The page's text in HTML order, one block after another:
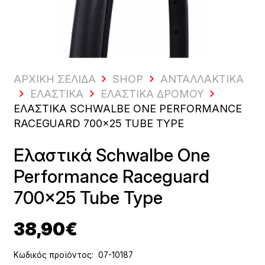
ΑΡΧΙΚΗ ΣΕΛΙΔΑ SHOP
ΑΝΤΑΛΛΑΚΤΙΚΆ
ΕΛΑΣΤΙΚΆ
ΕΛΑΣΤΙΚΆ ΔΡΌΜΟΥ
ΕΛΑΣΤΙΚΆ SCHWALBE ONE PERFORMANCE
RACEGUARD 700×25 TUBE TYPE
Ελαστικά Schwalbe One
Performance Raceguard
700×25 Tube Type
38,90€
Κωδικός προϊόντος: 07-10187